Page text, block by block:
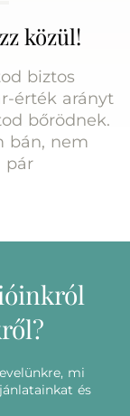
közül!
biztos
érték arányt
bőrödnek.
bán, nem
pár
mi
és